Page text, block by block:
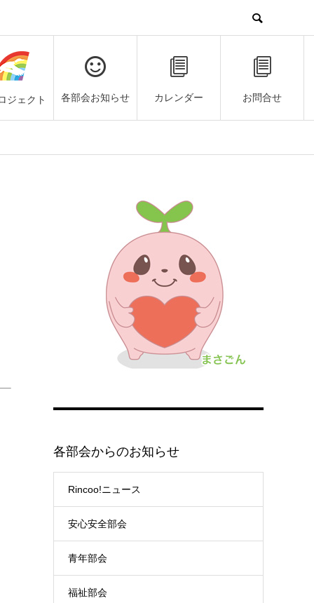
ジェクト 各部会お知らせ カレンダー お問合せ
各部会からのお知らせ
Rincoo!ニュース
安心安全部会
青年部会
福祉部会